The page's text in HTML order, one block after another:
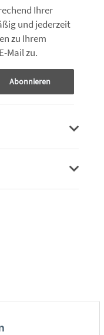
Ihrer
und jederzeit
zu Ihrem
Mail zu.
Abonnieren